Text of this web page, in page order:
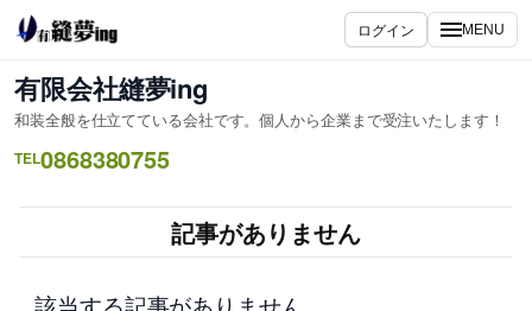
内
容
を
ス
キ
ッ
ログイン MENU
有限会社縫夢ing
和装全般を仕立てている会社です。個人から企業まで受注いたします！
TEL0868380755
記事がありません